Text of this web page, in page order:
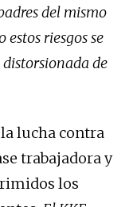
del mismo
estos riesgos se
de
lucha contra
trabajadora y
los